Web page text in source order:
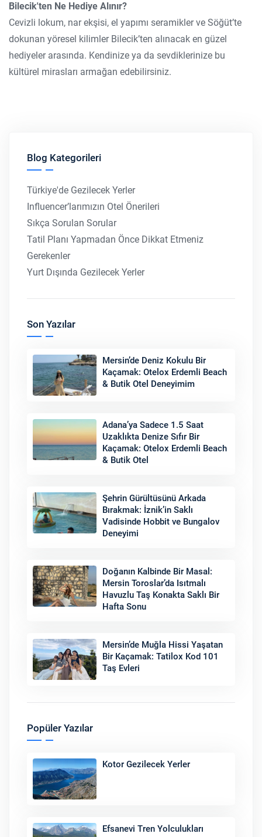
Bilecik'ten Ne Hediye Alınır?
Cevizli lokum, nar ekşisi, el yapımı seramikler ve Söğüt’te
dokunan yöresel kilimler Bilecik’ten alınacak en güzel
hediyeler arasında. Kendinize ya da sevdiklerinize bu
kültürel mirasları armağan edebilirsiniz.
Blog Kategorileri
Türkiye'de Gezilecek Yerler
Influencer’larımızın Otel Önerileri
Sıkça Sorulan Sorular
Tatil Planı Yapmadan Önce Dikkat Etmeniz
Gerekenler
Yurt Dışında Gezilecek Yerler
Son Yazılar
Mersin’de Deniz Kokulu Bir
Kaçamak: Otelox Erdemli Beach
& Butik Otel Deneyimim
Adana’ya Sadece 1.5 Saat
Uzaklıkta Denize Sıfır Bir
Kaçamak: Otelox Erdemli Beach
& Butik Otel
Şehrin Gürültüsünü Arkada
Bırakmak: İznik’in Saklı
Vadisinde Hobbit ve Bungalov
Deneyimi
Doğanın Kalbinde Bir Masal:
Mersin Toroslar’da Isıtmalı
Havuzlu Taş Konakta Saklı Bir
Hafta Sonu
Mersin’de Muğla Hissi Yaşatan
Bir Kaçamak: Tatilox Kod 101
Taş Evleri
Popüler Yazılar
Kotor Gezilecek Yerler
Efsanevi Tren Yolculukları